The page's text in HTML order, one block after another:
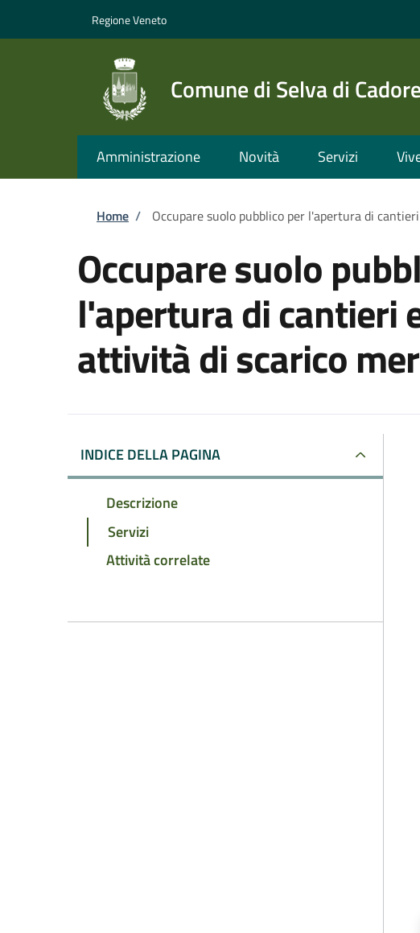
Regione Veneto
Comune di Selva di Cadore
Amministrazione Novità Servizi
Briciole di pane
Home / Occupare suolo pubblico per l'apertura di
Occupare suolo
l'apertura di cantieri
attività di scarico
INDICE DELLA PAGINA
Descrizione
Servizi
Attività correlate